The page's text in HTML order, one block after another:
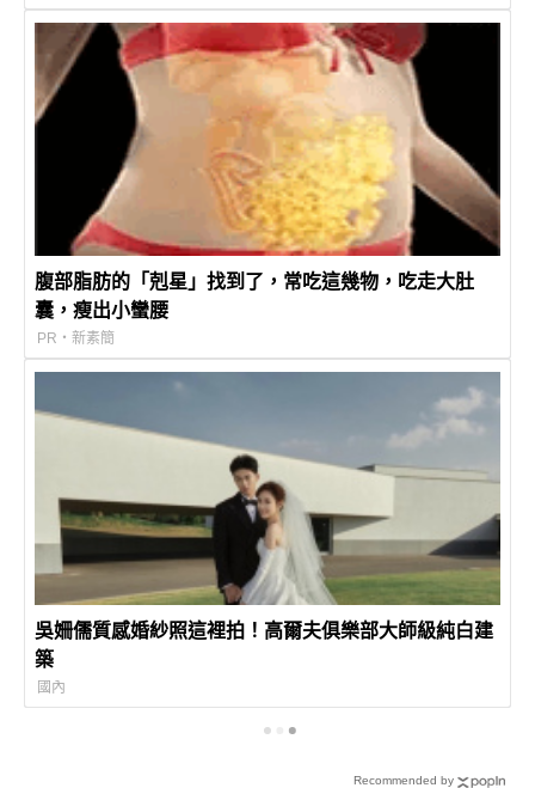
腹部脂肪的「剋星」找到了，常吃這幾物，吃走大肚
囊，瘦出小蠻腰
PR・新素簡
吳姍儒質感婚紗照這裡拍！高爾夫俱樂部大師級純白建
築
國內
Recommended by